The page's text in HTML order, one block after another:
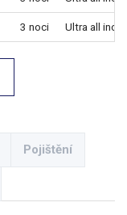
3 noci Ultra all
Pojištění